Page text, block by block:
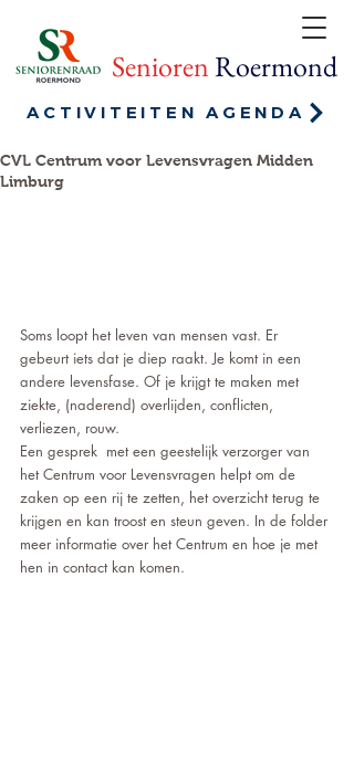
SeniorenRoermond
ACTIVITEITEN AGENDA
CVL Centrum voor Levensvragen Midden
Limburg
Soms loopt het leven van mensen vast. Er
gebeurt iets dat je diep raakt. Je komt in een
andere levensfase. Of je krijgt te maken met
ziekte, (naderend) overlijden, conflicten,
verliezen, rouw.
Een gesprek  met een geestelijk verzorger van
het Centrum voor Levensvragen helpt om de
zaken op een rij te zetten, het overzicht terug te
krijgen en kan troost en steun geven. In de folder
meer informatie over het Centrum en hoe je met
hen in contact kan komen.